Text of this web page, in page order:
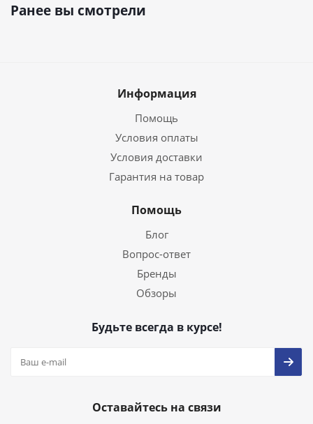
Ранее вы смотрели
Информация
Помощь
Условия оплаты
Условия доставки
Гарантия на товар
Помощь
Блог
Вопрос-ответ
Бренды
Обзоры
Будьте всегда в курсе!
Оставайтесь на связи